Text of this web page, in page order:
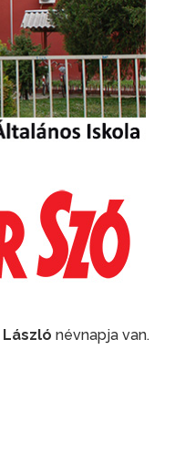
László névnapja van.